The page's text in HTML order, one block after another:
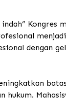
Kongres
dengan
hukum.